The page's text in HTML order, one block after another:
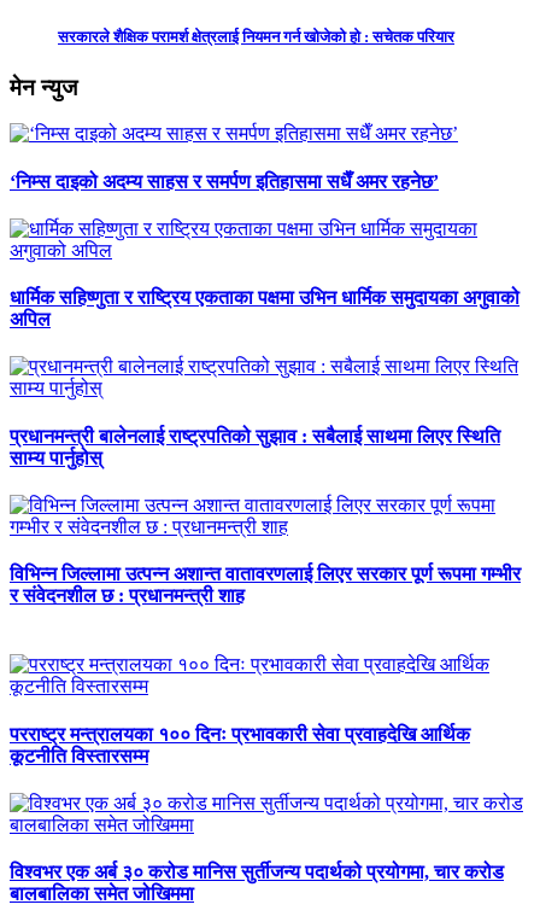
सरकारले शैक्षिक परामर्श क्षेत्रलाई नियमन गर्न खोजेको हो : सचेतक परियार
मेन न्युज
‘निम्स दाइको अदम्य साहस र समर्पण इतिहासमा सधैँ अमर रहनेछ’
धार्मिक सहिष्णुता र राष्ट्रिय एकताका पक्षमा उभिन धार्मिक समुदायका अगुवाको
अपिल
प्रधानमन्त्री बालेनलाई राष्ट्रपतिको सुझाव : सबैलाई साथमा लिएर स्थिति
साम्य पार्नुहोस्
विभिन्न जिल्लामा उत्पन्न अशान्त वातावरणलाई लिएर सरकार पूर्ण रूपमा गम्भीर
र संवेदनशील छ : प्रधानमन्त्री शाह
परराष्ट्र मन्त्रालयका १०० दिनः प्रभावकारी सेवा प्रवाहदेखि आर्थिक
कूटनीति विस्तारसम्म
विश्वभर एक अर्ब ३० करोड मानिस सुर्तीजन्य पदार्थको प्रयोगमा, चार करोड
बालबालिका समेत जोखिममा